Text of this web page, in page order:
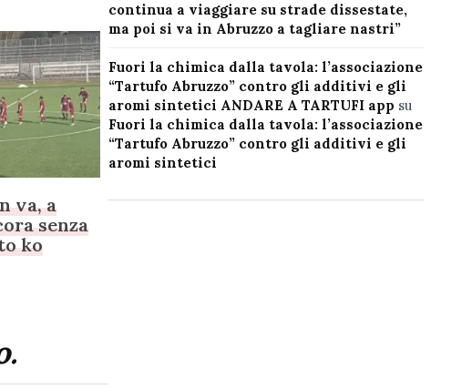
va, a
senza
ko
continua a viaggiare su strade dissestate,
ma poi si va in Abruzzo a tagliare nastri”
Fuori la chimica dalla tavola: l’associazione
“Tartufo Abruzzo” contro gli additivi e gli
aromi sintetici ANDARE A TARTUFI app su
Fuori la chimica dalla tavola: l’associazione
“Tartufo Abruzzo” contro gli additivi e gli
aromi sintetici